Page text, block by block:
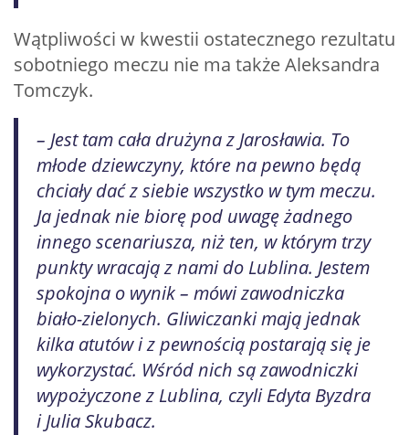
Wątpliwości w kwestii ostatecznego rezultatu
sobotniego meczu nie ma także Aleksandra
Tomczyk.
– Jest tam cała drużyna z Jarosławia. To
młode dziewczyny, które na pewno będą
chciały dać z siebie wszystko w tym meczu.
Ja jednak nie biorę pod uwagę żadnego
innego scenariusza, niż ten, w którym trzy
punkty wracają z nami do Lublina. Jestem
spokojna o wynik – mówi zawodniczka
biało-zielonych. Gliwiczanki mają jednak
kilka atutów i z pewnością postarają się je
wykorzystać. Wśród nich są zawodniczki
wypożyczone z Lublina, czyli Edyta Byzdra
i Julia Skubacz.